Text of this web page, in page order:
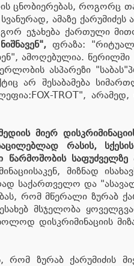
ცნო­ბი­ე­რე­ბას, რო­გორც
ამა­ზე ქა­რუ­მი­ძეს
ეჯა­ხე­ბა ქარ­თუ­ლი
ფრაზა:
ამოღებულია. წერილში
ასპარეზი
არ შესაბამება
TROT", არამედ,
მიერ
რასის,
საფუძველზე
მიზნად
საქართველო და
რომ მწერალი ზურაბ
მსჯელობა
დისკრიმინაციის
რომ ზურაბ ქარუმიძის